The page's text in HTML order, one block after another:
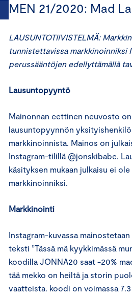
MEN 21/2020: Mad
LAUSUNTOTIIVISTELMÄ:
tunnistettavissa markkinoinniksi
perussääntöjen edellyttämällä
Lausuntopyyntö
Mainonnan eettinen neuvosto
lausuntopyynnön
markkinoinnista. Mainos on
Instagram-tilillä @jonskibabe.
käsityksen mukaan julkaisu ei
markkinoinniksi.
Markkinointi
Instagram-kuvassa
teksti ”Tässä mä kyykkimässä
koodilla JONNA20 saat -20%
tää mekko on heiltä ja storin
vaatteista. koodi on voimassa